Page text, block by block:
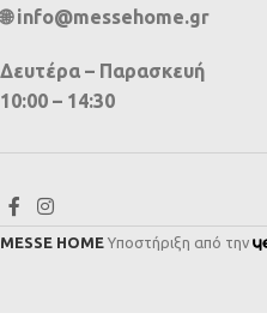
🌐 info@messehome.gr
Δευτέρα – Παρασκευή
10:00 – 14:30
MESSE HOME Υποστήριξη από την